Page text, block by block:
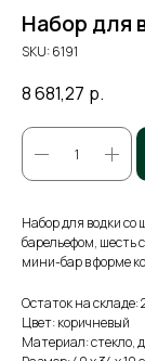
Набор для
SKU:6191
8 681,27 р.
Набор для водки
барельефом, шесть
мини-бар в форме
Остаток на складе:
Цвет: коричневый
Материал: стекло,